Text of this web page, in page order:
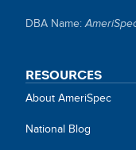
SITE
DBA Name:
RESOURCES
About AmeriSpec
National Blog